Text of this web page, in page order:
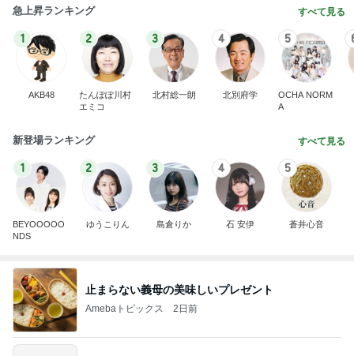
急上昇ランキング すべて見る
1
AKB48
2
たんぽぽ川村
エミコ
3
北村総一朗
4
北別府学
5
OCHA NORM
A
新登場ランキング すべて見る
1
BEYOOOOO
NDS
2
ゆうこりん
3
島倉りか
4
石 安伊
5
蒼井心音
止まらない義母の美味しいプレゼント
Amebaトピックス 2日前